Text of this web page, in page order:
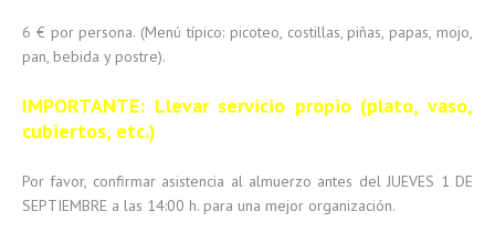
6 € por persona. (Menú típico: picoteo, costillas, piñas, papas, mojo,
pan, bebida y postre).
IMPORTANTE: Llevar servicio propio (plato, vaso,
cubiertos, etc.)
Por favor, confirmar asistencia al almuerzo antes del JUEVES 1 DE
SEPTIEMBRE a las 14:00 h. para una mejor organización.